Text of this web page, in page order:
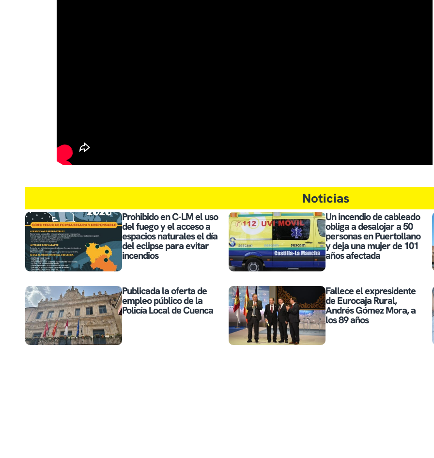
Noticias
Prohibido en C-LM el uso
del fuego y el acceso a
espacios naturales el día
del eclipse para evitar
incendios
Un incendio de cableado
obliga a desalojar a 50
personas en Puertollano
y deja una mujer de 101
años afectada
Publicada la oferta de
empleo público de la
Policía Local de Cuenca
Fallece el expresidente
de Eurocaja Rural,
Andrés Gómez Mora, a
los 89 años